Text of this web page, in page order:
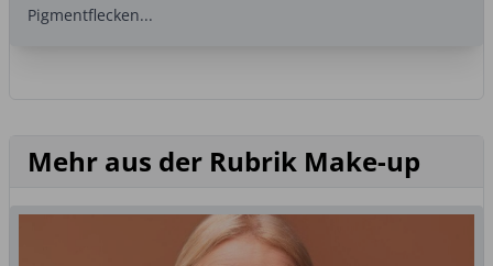
Pigmentflecken...
Mehr aus der Rubrik Make-up